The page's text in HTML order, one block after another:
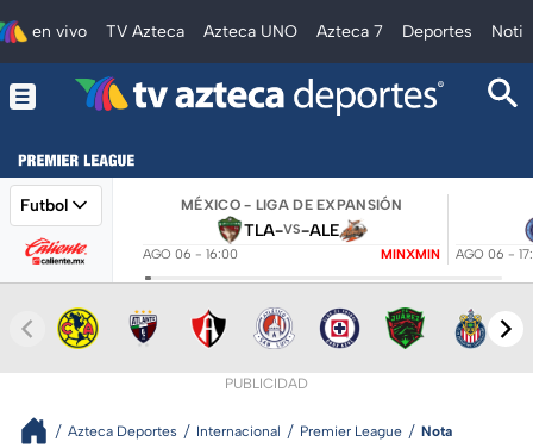
en vivo TV Azteca Azteca UNO Azteca 7 Deportes
Futbol MÉXICO - LIGA DE EXPANSIÓN
TLA-VS-ALE
AGO 06 - 16:00 MINXMIN AGO 06 -
PUBLICIDAD
Azteca Deportes Internacional Premier League Nota